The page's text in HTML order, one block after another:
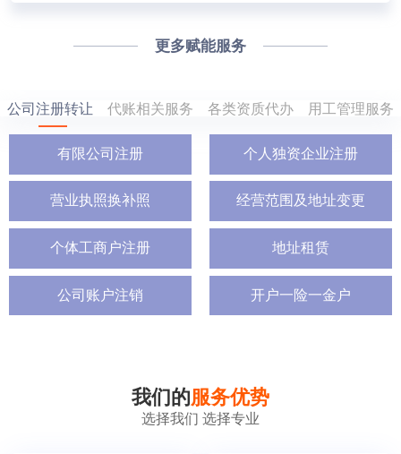
更多赋能服务
公司注册转让 代账相关服务 各类资质代办 用工管理服务
有限公司注册 个人独资企业注册
营业执照换补照 经营范围及地址变更
个体工商户注册 地址租赁
公司账户注销 开户一险一金户
我们的服务优势
选择我们 选择专业